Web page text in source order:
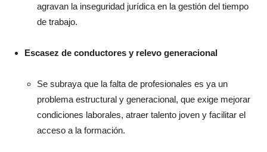
agravan la inseguridad jurídica en la gestión del tiempo
de trabajo.
Escasez de conductores y relevo generacional
Se subraya que la falta de profesionales es ya un
problema estructural y generacional, que exige mejorar
condiciones laborales, atraer talento joven y facilitar el
acceso a la formación.